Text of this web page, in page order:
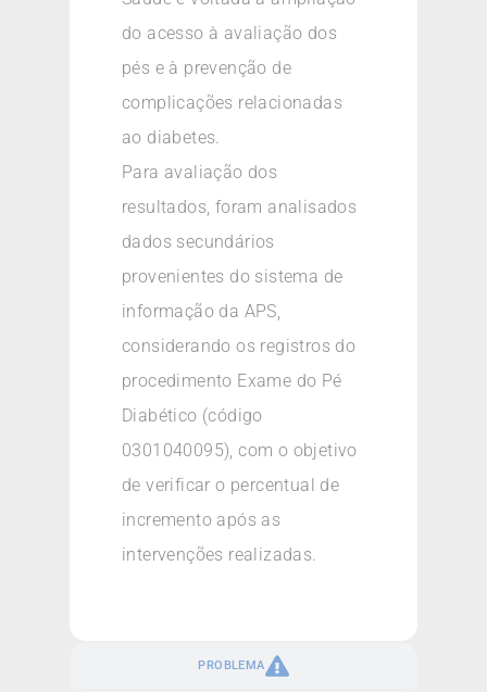
PROBLEMA
do acesso à avaliação dos
pés e à prevenção de
complicações relacionadas
ao diabetes.
Para avaliação dos
resultados, foram analisados
dados secundários
provenientes do sistema de
informação da APS,
considerando os registros do
procedimento Exame do Pé
Diabético (código
0301040095), com o objetivo
de verificar o percentual de
incremento após as
intervenções realizadas.